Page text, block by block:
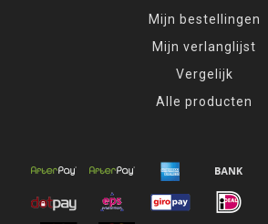
Mijn bestellingen
Mijn verlanglijst
Vergelijk
Alle producten